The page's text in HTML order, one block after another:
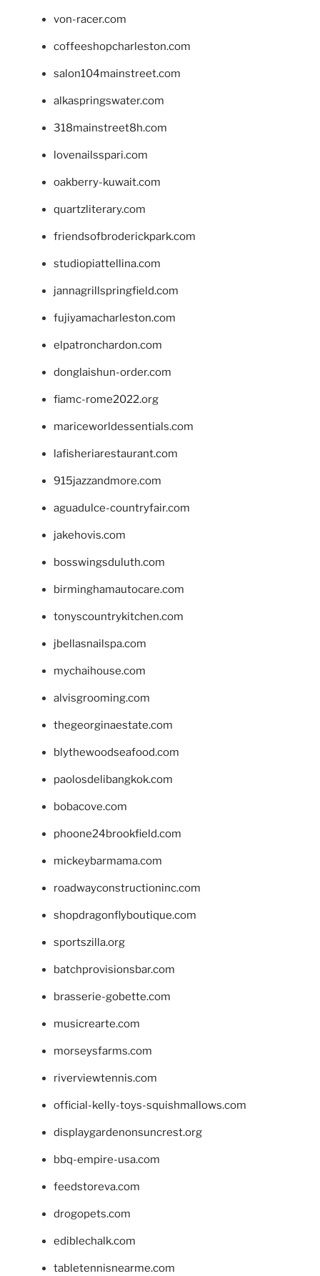
von-racer.com
coffeeshopcharleston.com
salon104mainstreet.com
alkaspringswater.com
318mainstreet8h.com
lovenailsspari.com
oakberry-kuwait.com
quartzliterary.com
friendsofbroderickpark.com
studiopiattellina.com
jannagrillspringfield.com
fujiyamacharleston.com
elpatronchardon.com
donglaishun-order.com
fiamc-rome2022.org
mariceworldessentials.com
lafisheriarestaurant.com
915jazzandmore.com
aguadulce-countryfair.com
jakehovis.com
bosswingsduluth.com
birminghamautocare.com
tonyscountrykitchen.com
jbellasnailspa.com
mychaihouse.com
alvisgrooming.com
thegeorginaestate.com
blythewoodseafood.com
paolosdelibangkok.com
bobacove.com
phoone24brookfield.com
mickeybarmama.com
roadwayconstructioninc.com
shopdragonflyboutique.com
sportszilla.org
batchprovisionsbar.com
brasserie-gobette.com
musicrearte.com
morseysfarms.com
riverviewtennis.com
official-kelly-toys-squishmallows.com
displaygardenonsuncrest.org
bbq-empire-usa.com
feedstoreva.com
drogopets.com
ediblechalk.com
tabletennisnearme.com